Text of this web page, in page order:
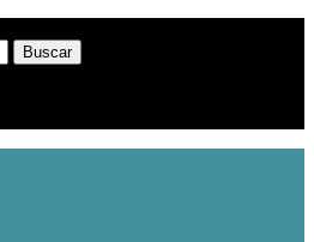
Buscar